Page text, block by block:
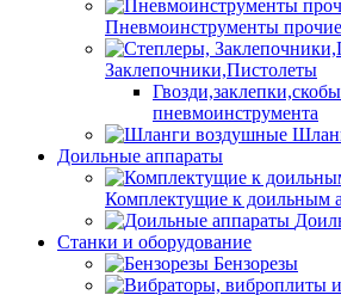
Пневмоинструменты прочие
Заклепочники,Пистолеты
пневмоинструмента
Доильные аппараты
Комплектущие к доильным
Станки и оборудование
Бензорезы